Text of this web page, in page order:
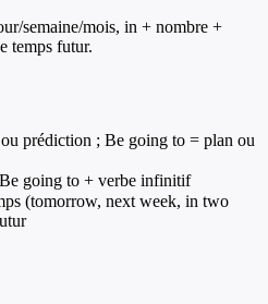
semaine/mois, in + nombre +
temps futur.
prédiction ; Be going to = plan ou
going to + verbe infinitif
(tomorrow, next week, in two